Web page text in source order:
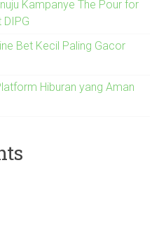
Kampanye The Pour for
DIPG
Bet Kecil Paling Gacor
Hiburan yang Aman